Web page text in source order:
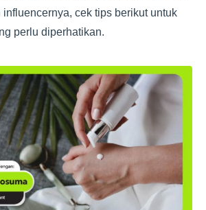
cek tips berikut untuk
perlu diperhatikan.